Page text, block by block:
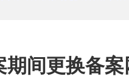
间更换备